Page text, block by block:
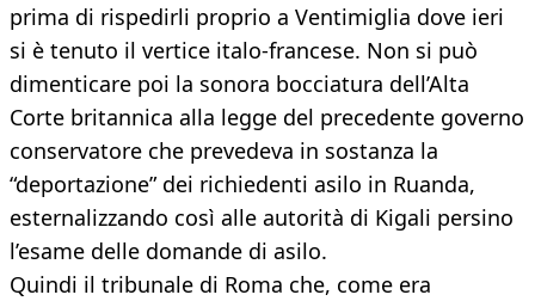
prima di rispedirli proprio a Ventimiglia dove ieri
si è tenuto il vertice italo-francese. Non si può
dimenticare poi la sonora bocciatura dell’Alta
Corte britannica alla legge del precedente governo
conservatore che prevedeva in sostanza la
“deportazione” dei richiedenti asilo in Ruanda,
esternalizzando così alle autorità di Kigali persino
l’esame delle domande di asilo.
Quindi il tribunale di Roma che, come era